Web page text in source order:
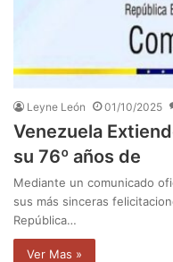
Leyne León 01/10/2025
Venezuela
su 76º años de
Mediante un comunicado
sus más sinceras
República…
Ver Mas »